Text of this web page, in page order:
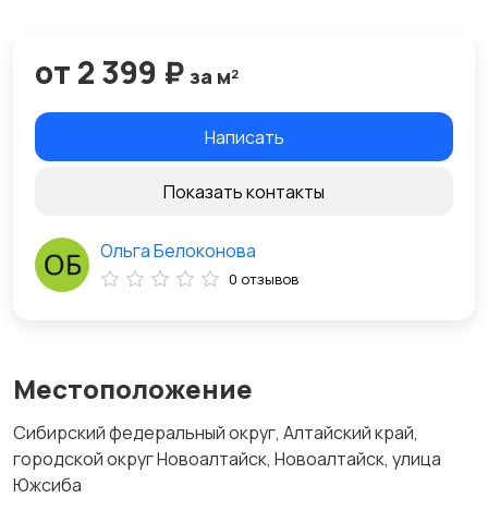
Местоположение
Сибирский федеральный округ, Алтайский край,
городской округ Новоалтайск, Новоалтайск, улица
Южсиба
от 2 399 ₽ за м²
Написать
Показать контакты
Ольга Белоконова
0 отзывов